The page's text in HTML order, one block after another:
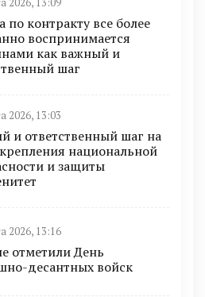
2026, 13:09
по контракту все более
воспринимается
как важный и
шаг
2026, 13:03
и ответственный шаг на
национальной
и защиты
2026, 13:16
отметили День
десантных войск